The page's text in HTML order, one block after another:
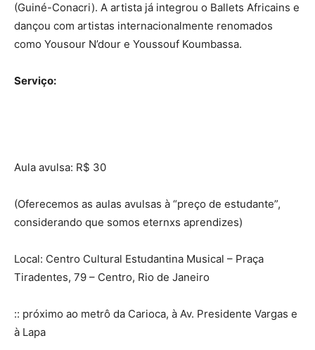
(Guiné-Conacri). A artista já integrou o Ballets Africains e
dançou com artistas internacionalmente renomados
como Yousour N’dour e Youssouf Koumbassa.
Serviço:
Aula avulsa: R$ 30
(Oferecemos as aulas avulsas à “preço de estudante”,
considerando que somos eternxs aprendizes)
Local: Centro Cultural Estudantina Musical – Praça
Tiradentes, 79 – Centro, Rio de Janeiro
:: próximo ao metrô da Carioca, à Av. Presidente Vargas e
à Lapa